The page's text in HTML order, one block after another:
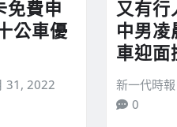
免費申
公車優
31, 2022
又有行
中男凌
車迎面
新一代時報
0